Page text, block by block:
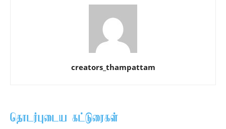
creators_thampattam
தொடர்புடைய கட்டுரைகள்